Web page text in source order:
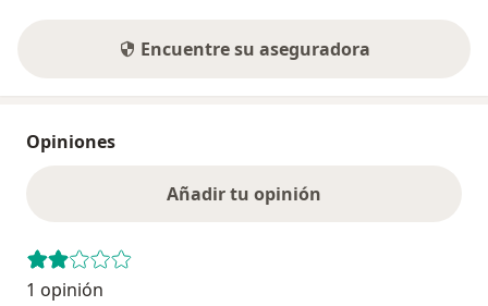
Encuentre su aseguradora
Opiniones
Añadir tu opinión
1 opinión